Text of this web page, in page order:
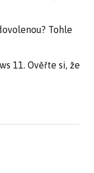
Tohle
11. Ověřte si, že